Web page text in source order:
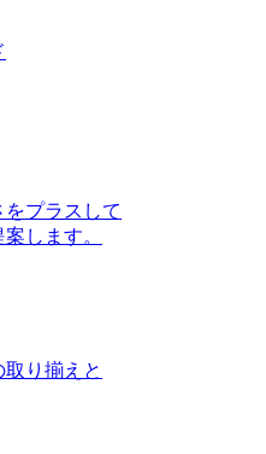
プラスして
します。
り揃えと